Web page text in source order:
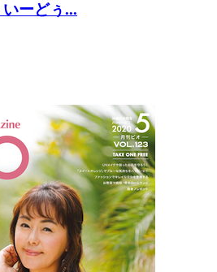
ーどぅ...